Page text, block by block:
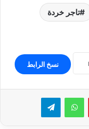
تاجر خردة
نسخ الرابط
بينتيريستواتساب تيلقرام